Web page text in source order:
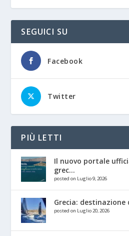
SEGUICI SU
Facebook
Twitter
PIÙ LETTI
Il nuovo portale
grec...
posted on Luglio 9, 2026
Grecia: destinazione
posted on Luglio 20, 2026